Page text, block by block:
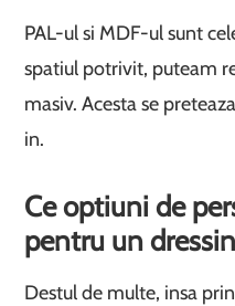
PAL-ul si MDF-ul sunt
spatiul potrivit, puteam
masiv. Acesta se
in.
Ce optiuni de
pentru un
Destul de multe, insa